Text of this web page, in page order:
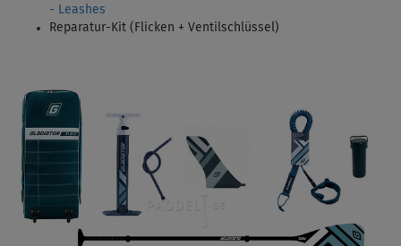
- Leashes
Reparatur-Kit (Flicken + Ventilschlüssel)